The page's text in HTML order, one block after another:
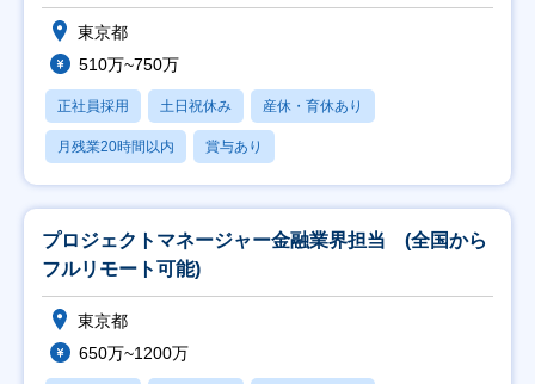
東京都
510万~750万
正社員採用 土日祝休み 産休・育休あり
月残業20時間以内 賞与あり
プロジェクトマネージャー金融業界担当 (全国から
フルリモート可能)
東京都
650万~1200万